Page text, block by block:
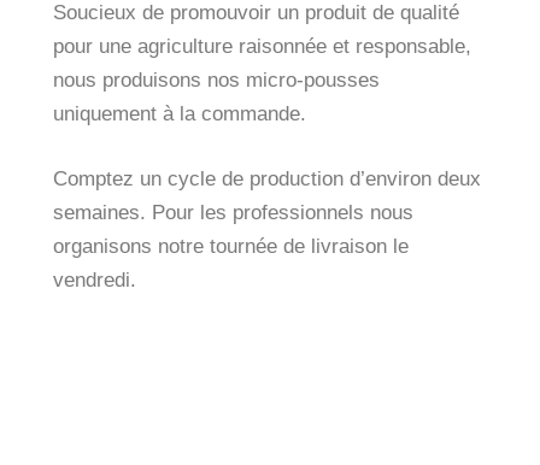
Soucieux de promouvoir un produit de qualité
pour une agriculture raisonnée et responsable,
nous produisons nos micro-pousses
uniquement à la commande.
Comptez un cycle de production d’environ deux
semaines. Pour les professionnels nous
organisons notre tournée de livraison le
vendredi.